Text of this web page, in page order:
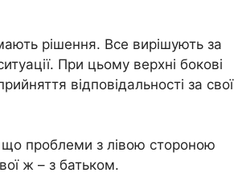
рішення. Все вирішують за
При цьому верхні бокові
відповідальності за свої
проблеми з лівою стороною
ж – з батьком.